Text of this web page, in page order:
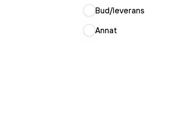
Bud/leverans
Annat